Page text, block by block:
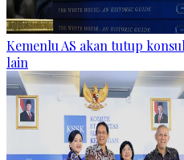
Kemenlu AS akan tutup
lain